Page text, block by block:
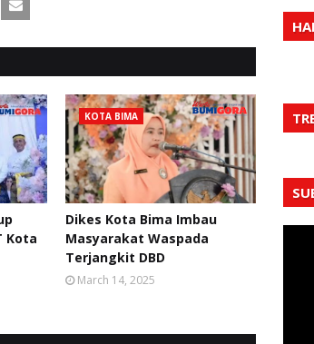
Kota
KOTA BIMA
Dikes Kota Bima Imbau
Masyarakat Waspada
Terjangkit DBD
March 14, 2025